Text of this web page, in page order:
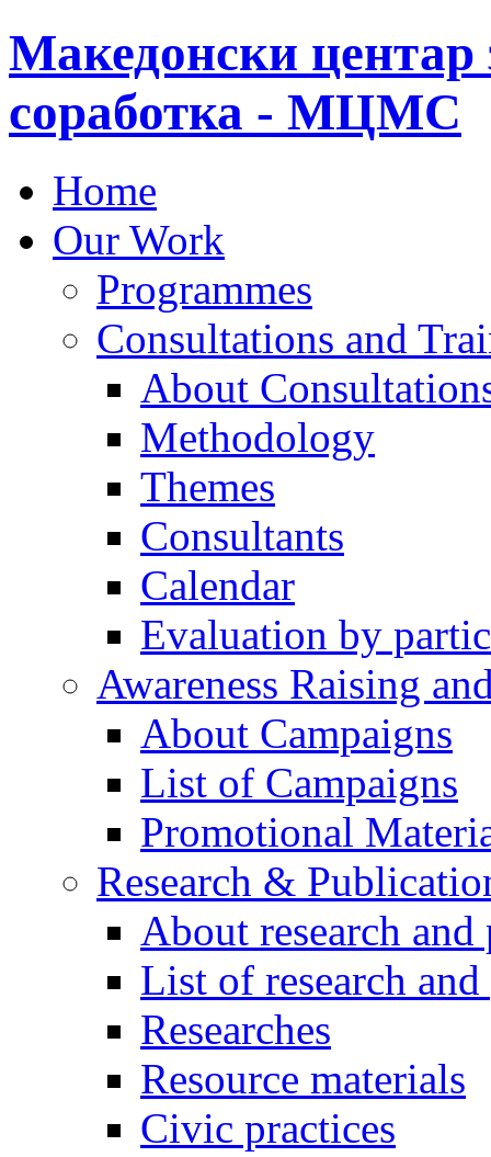
Македонски центар
соработка - МЦМС
Home
Our Work
Programmes
Consultations and
About
Methodology
Themes
Consultants
Calendar
Evaluation by
Awareness Raising
About Campaigns
List of Campaigns
Promotional
Research &
About research
List of research
Researches
Resource materials
Civic practices